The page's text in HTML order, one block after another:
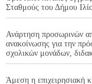
Σταθμούς του Δήμου
Ανάρτηση προσωρινών
ανακοίνωσης για την
σχολικών μονάδων,
Άμεση η επιχειρησιακή